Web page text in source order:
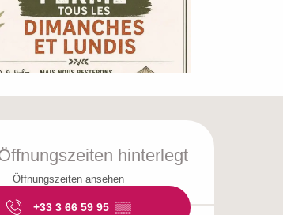
&
hinterlegt
Öffnungszeiten ansehen
+33 3 66 59 95 ▒▒